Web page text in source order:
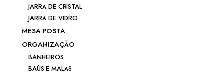
JARRA DE CRISTAL
JARRA DE VIDRO
MESA POSTA
ORGANIZAÇÃO
BANHEIROS
BAÚS E MALAS